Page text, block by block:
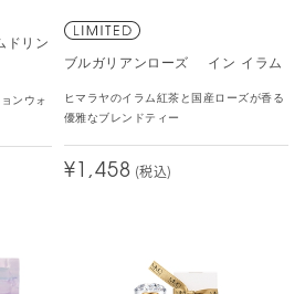
ドリン
ンウォ
ブルガリアンローズ イン イラム
ヒマラヤのイラム紅茶と国産ローズが香る
優雅なブレンドティー
¥1,458 (税込)